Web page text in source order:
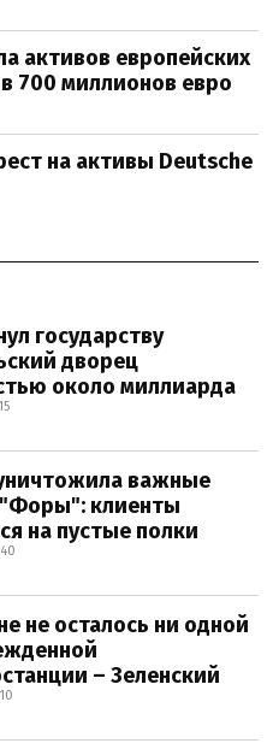
активов европейских
700 миллионов евро
на активы Deutsche
государству
дворец
около миллиарда
важные
клиенты
на пустые полки
не осталось ни одной
– Зеленский